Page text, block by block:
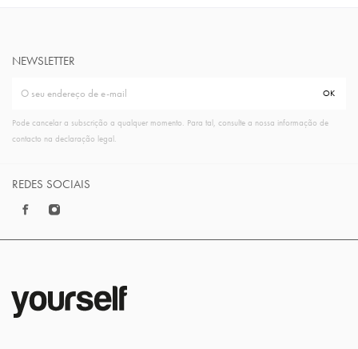
NEWSLETTER
Pode cancelar a subscrição a qualquer momento. Para tal, consulte a nossa informação de
contacto na declaração legal.
REDES SOCIAIS